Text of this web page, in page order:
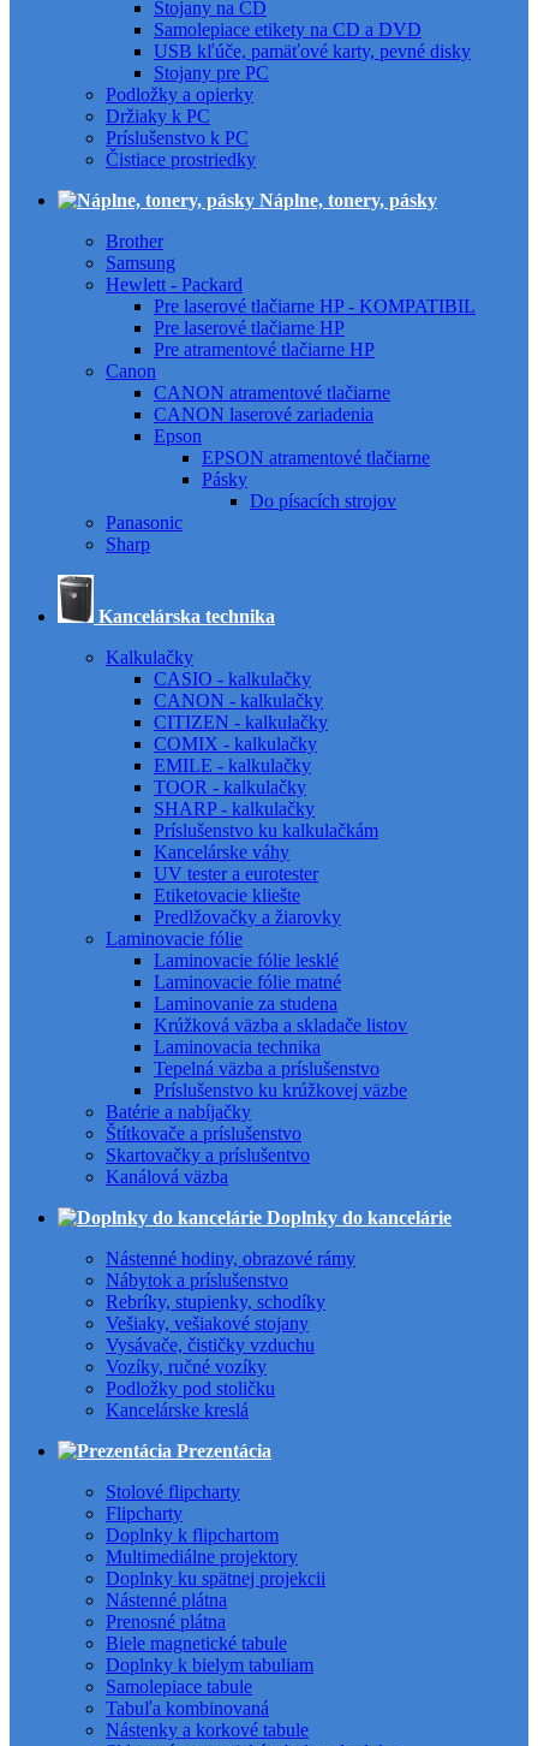
Stojany na CD
Samolepiace etikety na CD a DVD
USB kľúče, pamäťové karty, pevné disky
Stojany pre PC
Podložky a opierky
Držiaky k PC
Príslušenstvo k PC
Čistiace prostriedky
Náplne, tonery, pásky
Brother
Samsung
Hewlett - Packard
Pre laserové tlačiarne HP - KOMPATIBIL
Pre laserové tlačiarne HP
Pre atramentové tlačiarne HP
Canon
CANON atramentové tlačiarne
CANON laserové zariadenia
Epson
EPSON atramentové tlačiarne
Pásky
Do písacích strojov
Panasonic
Sharp
Kancelárska technika
Kalkulačky
CASIO - kalkulačky
CANON - kalkulačky
CITIZEN - kalkulačky
COMIX - kalkulačky
EMILE - kalkulačky
TOOR - kalkulačky
SHARP - kalkulačky
Príslušenstvo ku kalkulačkám
Kancelárske váhy
UV tester a eurotester
Etiketovacie kliešte
Predlžovačky a žiarovky
Laminovacie fólie
Laminovacie fólie lesklé
Laminovacie fólie matné
Laminovanie za studena
Krúžková väzba a skladače listov
Laminovacia technika
Tepelná väzba a príslušenstvo
Príslušenstvo ku krúžkovej väzbe
Batérie a nabíjačky
Štítkovače a príslušenstvo
Skartovačky a príslušentvo
Kanálová väzba
Doplnky do kancelárie
Nástenné hodiny, obrazové rámy
Nábytok a príslušenstvo
Rebríky, stupienky, schodíky
Vešiaky, vešiakové stojany
Vysávače, čističky vzduchu
Vozíky, ručné vozíky
Podložky pod stoličku
Kancelárske kreslá
Prezentácia
Stolové flipcharty
Flipcharty
Doplnky k flipchartom
Multimediálne projektory
Doplnky ku spätnej projekcii
Nástenné plátna
Prenosné plátna
Biele magnetické tabule
Doplnky k bielym tabuliam
Samolepiace tabule
Tabuľa kombinovaná
Nástenky a korkové tabule